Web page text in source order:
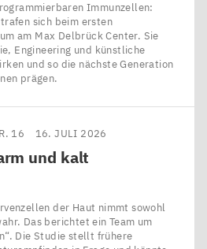
Immunzellen:
sich beim ersten
am Max Delbrück Center. Sie
Engineering und künstliche
und so die nächste Generation
prägen.
16 16. JULI 2026
und kalt
der Haut nimmt sowohl
Das berichtet ein Team um
Die Studie stellt frühere